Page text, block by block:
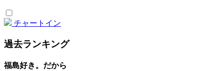
チャートイン
過去ランキング
福島好き。だから